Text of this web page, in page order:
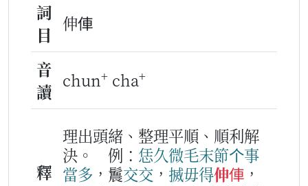
詞
目
伸俥
音
讀
chun+ cha+
釋
理出頭緒、整理平順、順利解
決。
例： 恁久微毛末節个事
當多 ，鬞交交 ， 搣毋得伸俥 ，